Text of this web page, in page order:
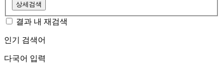
상세검색
결과 내 재검색
인기 검색어
다국어 입력